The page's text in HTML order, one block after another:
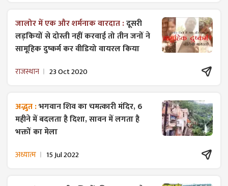
जालोर में एक और शर्मनाक वारदात :दूसरी
लड़कियों से दोस्ती नहीं करवाई तो तीन जनों ने
सामूहिक दुष्कर्म कर वीडियो वायरल किया
राजस्थान 23 Oct 2020
अद्भुत :भगवान शिव का चमत्कारी मंदिर, 6
महीने में बदलता है दिशा, सावन में लगता है
भक्तों का मेला
अध्यात्म 15 Jul 2022